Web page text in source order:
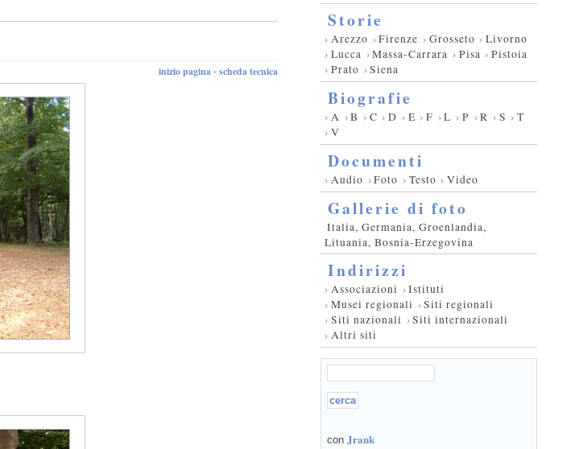
inizio pagina - scheda tecnica
Storie
› Arezzo ›Firenze › Grosseto › Livorno
› Lucca ›Massa-Carrara › Pisa › Pistoia
› Prato ›Siena
Biografie
› A ›B › C › D › E › F ›L › P ›R › S › T
› V
Documenti
› Audio ›Foto › Testo › Video
Gallerie di foto
Italia, Germania, Groenlandia,
Lituania, Bosnia-Erzegovina
Indirizzi
› Associazioni ›Istituti
› Musei regionali ›Siti regionali
› Siti nazionali ›Siti internazionali
› Altri siti
con Jrank